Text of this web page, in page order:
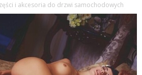
i akcesoria do drzwi samochodowych